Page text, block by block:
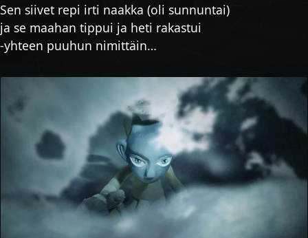
Sen siivet repi irti naakka (oli sunnuntai)
ja se maahan tippui ja heti rakastui
-yhteen puuhun nimittäin…